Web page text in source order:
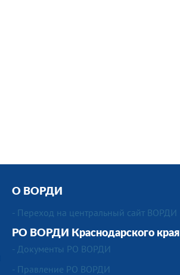
О ВОРДИ
- Переход на центральный сайт ВОРДИ
РО ВОРДИ Краснодарского края
- Документы РО ВОРДИ
- Правление РО ВОРДИ